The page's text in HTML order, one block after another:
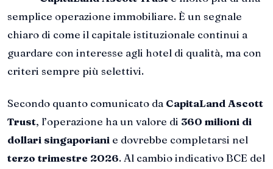
semplice operazione immobiliare. È un segnale
chiaro di come il capitale istituzionale continui a
guardare con interesse agli hotel di qualità, ma con
criteri sempre più selettivi.
Secondo quanto comunicato da CapitaLand Ascott
Trust, l’operazione ha un valore di 360 milioni di
dollari singaporiani e dovrebbe completarsi nel
terzo trimestre 2026. Al cambio indicativo BCE del